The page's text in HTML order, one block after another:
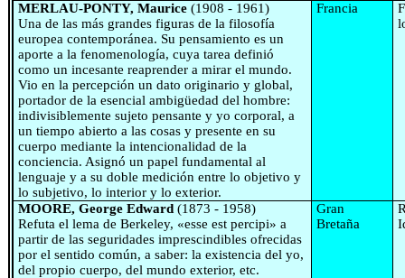
MERLAU-PONTY, Maurice(1908 - 1961)
Una de las más grandes figuras de la filosofía
europea contemporánea. Su pensamiento es un
aporte a la fenomenología, cuya tarea definió
como un incesante reaprender a mirar el mundo.
Vio en la percepción un dato originario y global,
portador de la esencial ambigüedad del hombre:
indivisiblemente sujeto pensante y yo corporal, a
un tiempo abierto a las cosas y presente en su
cuerpo mediante la intencionalidad de la
conciencia. Asignó un papel fundamental al
lenguaje y a su doble medición entre lo objetivo y
lo subjetivo, lo interior y lo exterior.
Francia
MOORE, George Edward(1873 - 1958)
Refuta el lema de Berkeley, «esse est percipi» a
partir de las seguridades imprescindibles ofrecidas
por el sentido común, a saber: la existencia del yo,
del propio cuerpo, del mundo exterior, etc.
Gran
Bretaña